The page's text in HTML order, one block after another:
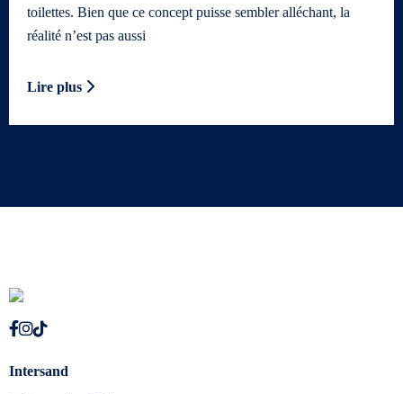
toilettes. Bien que ce concept puisse sembler alléchant, la
réalité n’est pas aussi
Lire plus
Intersand